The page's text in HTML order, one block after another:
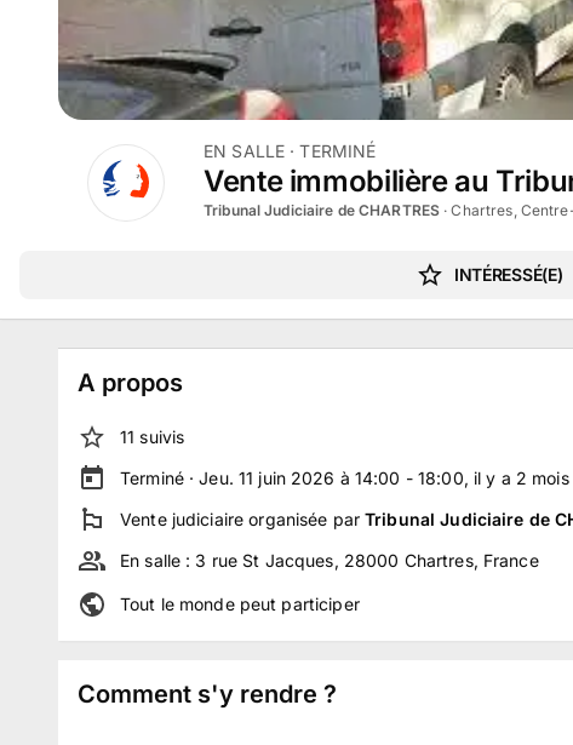
EN SALLE · TERMINÉ
Vente immobilière au
Tribunal Judiciaire de CHARTRES ·Chartres,
INTÉRESSÉ(E)
A propos
11 suivis
Terminé ·Jeu. 11 juin 2026 à 14:00 - 18:00, il y a 2 mois
Vente judiciaire organisée parTribunal Judiciaire de
En salle : 3 rue St Jacques, 28000 Chartres, France
Tout le monde peut participer
Comment s'y rendre ?